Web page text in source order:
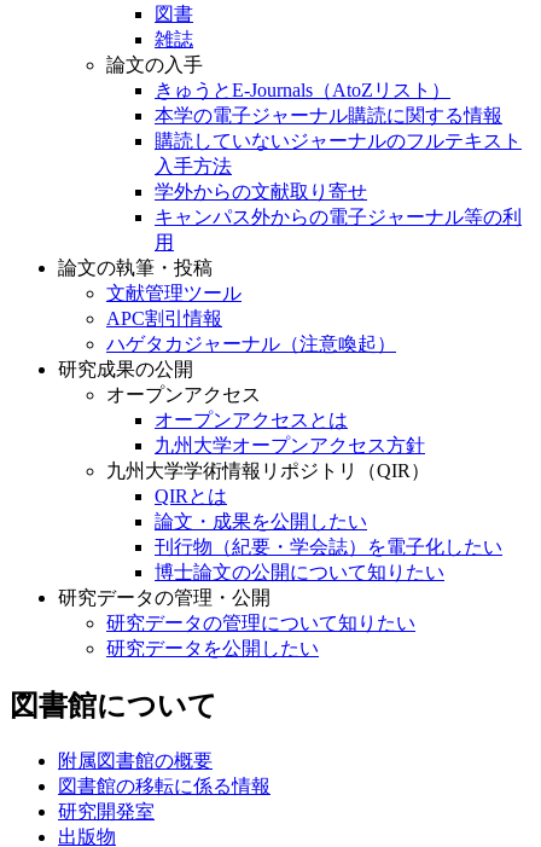
図書
雑誌
論文の入手
きゅうとE-Journals（AtoZリスト）
本学の電子ジャーナル購読に関する情報
購読していないジャーナルのフルテキスト
入手方法
学外からの文献取り寄せ
キャンパス外からの電子ジャーナル等の利
用
論文の執筆・投稿
文献管理ツール
APC割引情報
ハゲタカジャーナル（注意喚起）
研究成果の公開
オープンアクセス
オープンアクセスとは
九州大学オープンアクセス方針
九州大学学術情報リポジトリ（QIR）
QIRとは
論文・成果を公開したい
刊行物（紀要・学会誌）を電子化したい
博士論文の公開について知りたい
研究データの管理・公開
研究データの管理について知りたい
研究データを公開したい
図書館について
附属図書館の概要
図書館の移転に係る情報
研究開発室
出版物